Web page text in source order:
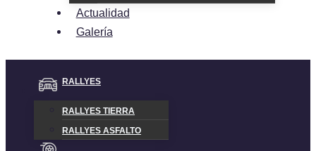
Actualidad
Galería
RALLYES
RALLYES TIERRA
RALLYES ASFALTO